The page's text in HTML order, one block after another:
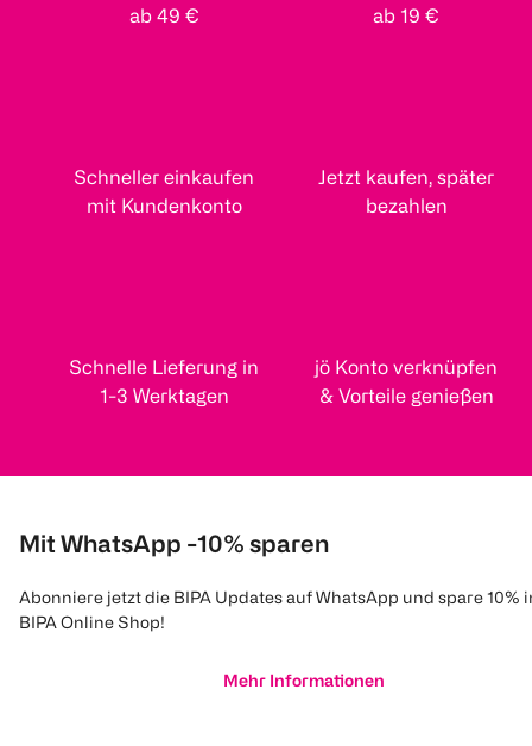
ab 49 €
ab 19 €
Schneller einkaufen
mit Kundenkonto
Jetzt kaufen, später
bezahlen
Schnelle Lieferung in
1-3 Werktagen
jö Konto verknüpfen
& Vorteile genießen
Mit WhatsApp -10% sparen
Abonniere jetzt die BIPA Updates auf WhatsApp und spare 10%
BIPA Online Shop!
Mehr Informationen